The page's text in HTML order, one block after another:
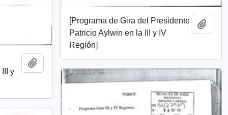
y
Add to clipboard
[Programa de Gira del Presidente
Patricio Aylwin en la III y IV
Región]
Add